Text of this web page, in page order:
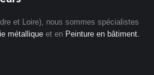
et Loire), nous sommes spécialistes
métallique et en Peinture en bâtiment.